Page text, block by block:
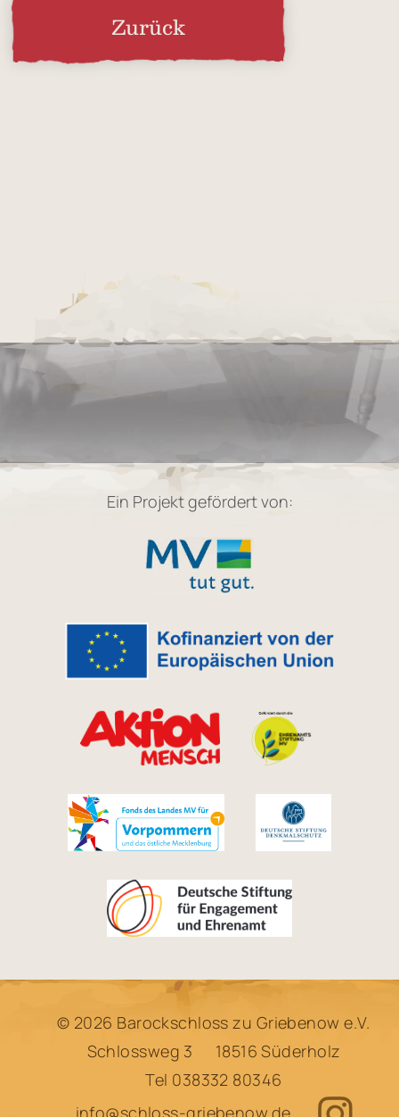
Zurück
Ein Projekt gefördert von:
© 2026 Barockschloss zu Griebenow e.V.
Schlossweg 3
18516 Süderholz
Tel 038332 80346
info@schloss-griebenow.de